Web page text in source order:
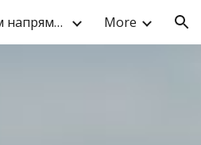
Вакансії по фаховим напрямкам More